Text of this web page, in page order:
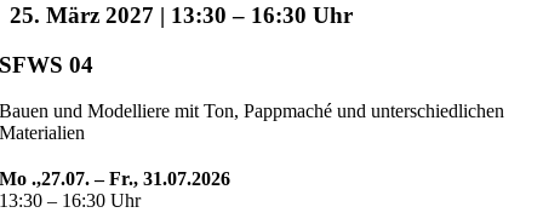
25. März 2027 | 13:30 – 16:30
SFWS 04
Bauen und Modelliere mit Ton, Pappmaché und unterschiedlichen
Materialien
Mo .,27.07. – Fr., 31.07.2026
13:30 – 16:30 Uhr